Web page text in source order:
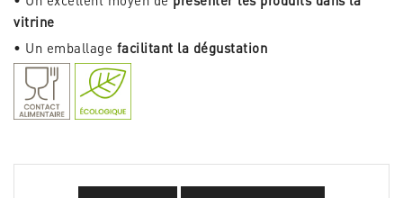
vitrine
• Un emballage facilitant la dégustation